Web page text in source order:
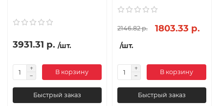
3931.31 р. /шт.
В корзину
Быстрый заказ
2146.82 р. 1803.33 р.
/шт.
В корзину
Быстрый заказ